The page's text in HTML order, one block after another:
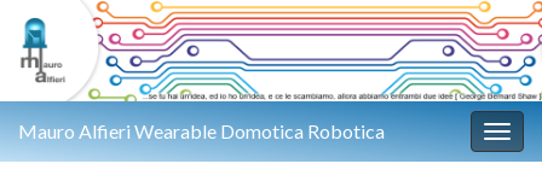
Mauro Alfieri Wearable Domotica Robotica